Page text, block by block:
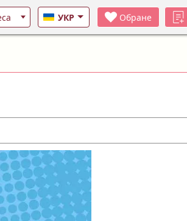
УКР Обране